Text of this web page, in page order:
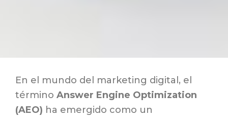
En el mundo del marketing digital, el
término Answer Engine Optimization
(AEO) ha emergido como un